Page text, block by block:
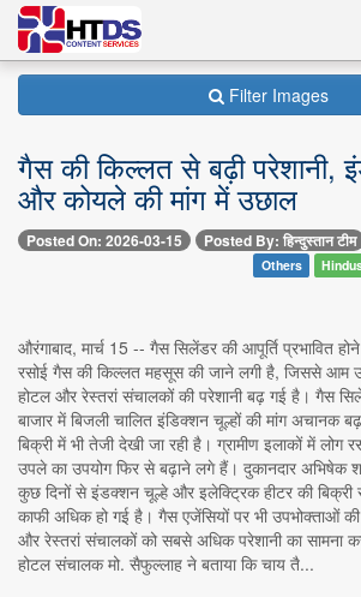
Filter Images
गैस की किल्लत से बढ़ी परेशानी,
और कोयले की मांग में उछाल
Posted On: 2026-03-15 Posted By: हिन्दुस्तान टीम
Others
औरंगाबाद, मार्च 15 -- गैस सिलेंडर की आपूर्ति प्रभावित
रसोई गैस की किल्लत महसूस की जाने लगी है, जिससे आम
होटल और रेस्तरां संचालकों की परेशानी बढ़ गई है। गैस
बाजार में बिजली चालित इंडिक्शन चूल्हों की मांग अचानक
बिक्री में भी तेजी देखी जा रही है। ग्रामीण इलाकों में
उपले का उपयोग फिर से बढ़ाने लगे हैं। दुकानदार अभिषेक
कुछ दिनों से इंडक्शन चूल्हे और इलेक्ट्रिक हीटर की बिक्री
काफी अधिक हो गई है। गैस एजेंसियों पर भी उपभोक्ताओं
और रेस्तरां संचालकों को सबसे अधिक परेशानी का सामना
होटल संचालक मो. सैफुल्लाह ने बताया कि चाय तै...